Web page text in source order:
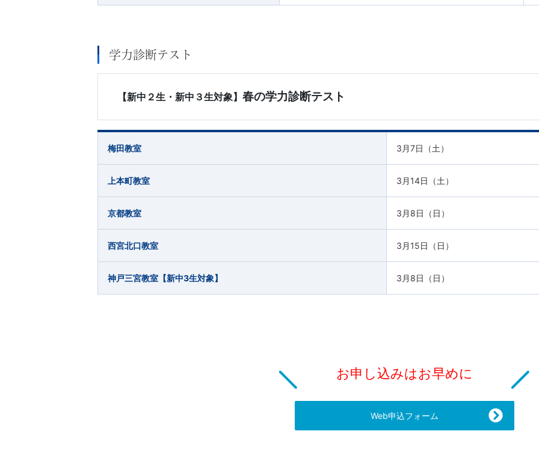
学力診断テスト
【新中２生・新中３生対象】 春の学力診断テスト
梅田教室 3月7日（土）
上本町教室 3月14日（土）
京都教室 3月8日（日）
西宮北口教室 3月15日（日）
神戸三宮教室【新中3生対象】 3月8日（日）
お申し込みはお早めに
Web申込フォーム